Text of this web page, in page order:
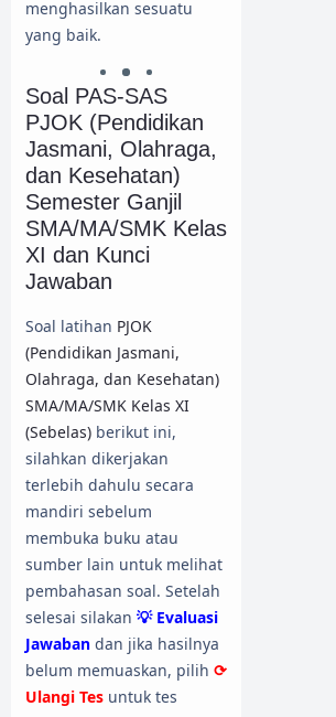
menghasilkan sesuatu
yang baik.
Soal PAS-SAS
PJOK (Pendidikan
Jasmani, Olahraga,
dan Kesehatan)
Semester Ganjil
SMA/MA/SMK Kelas
XI dan Kunci
Jawaban
Soal latihan PJOK
(Pendidikan Jasmani,
Olahraga, dan Kesehatan)
SMA/MA/SMK Kelas XI
(Sebelas) berikut ini,
silahkan dikerjakan
terlebih dahulu secara
mandiri sebelum
membuka buku atau
sumber lain untuk melihat
pembahasan soal. Setelah
selesai silakan 💡 Evaluasi
Jawaban dan jika hasilnya
belum memuaskan, pilih ⟳
Ulangi Tes untuk tes